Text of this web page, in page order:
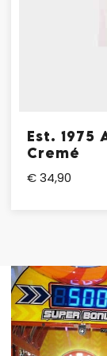
Est. 1975
Cremé
€ 34,90